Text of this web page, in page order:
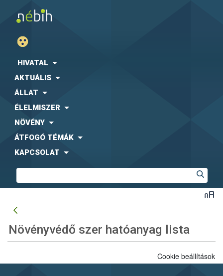
HIVATAL
AKTUÁLIS
ÁLLAT
ÉLELMISZER
NÖVÉNY
ÁTFOGÓ TÉMÁK
KAPCSOLAT
Növényvédő szer hatóanyag lista
Cookie beállítások